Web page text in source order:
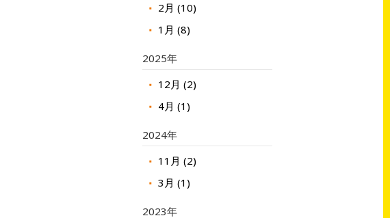
2月 (10)
1月 (8)
2025年
12月 (2)
4月 (1)
2024年
11月 (2)
3月 (1)
2023年